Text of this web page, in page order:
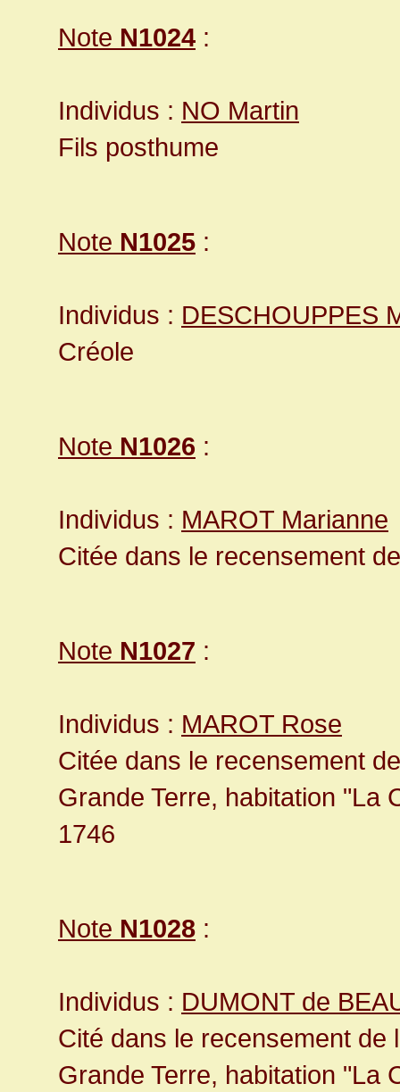
Note N1024 :
Individus : NO Martin
Fils posthume
Note N1025 :
Individus : DESCHOUPPES
Créole
Note N1026 :
Individus : MAROT Marianne
Citée dans le recensement
Note N1027 :
Individus : MAROT Rose
Citée dans le recensement
Grande Terre, habitation "La
1746
Note N1028 :
Individus : DUMONT de
Cité dans le recensement
Grande Terre, habitation "La